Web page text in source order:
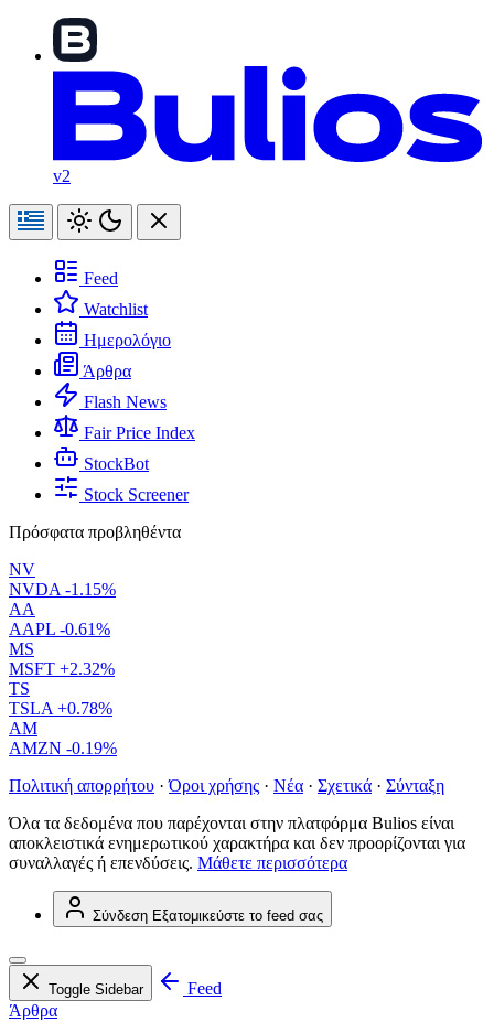
v2
Feed
Watchlist
Ημερολόγιο
Άρθρα
Flash News
Fair Price Index
StockBot
Stock Screener
Πρόσφατα προβληθέντα
NV
NVDA -1.15%
AA
AAPL -0.61%
MS
MSFT +2.32%
TS
TSLA +0.78%
AM
AMZN -0.19%
Πολιτική απορρήτου · Όροι χρήσης · Νέα · Σχετικά · Σύνταξη
Όλα τα δεδομένα που παρέχονται στην πλατφόρμα Bulios είναι
αποκλειστικά ενημερωτικού χαρακτήρα και δεν προορίζονται για
συναλλαγές ή επενδύσεις. Μάθετε περισσότερα
Σύνδεση Εξατομικεύστε το feed σας
Toggle Sidebar
Feed
Άρθρα